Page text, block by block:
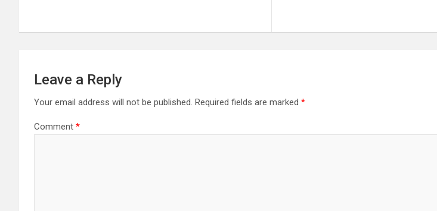
Leave a Reply
Your email address will not be published. Required fields are marked *
Comment *